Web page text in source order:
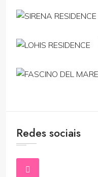
Redes sociais